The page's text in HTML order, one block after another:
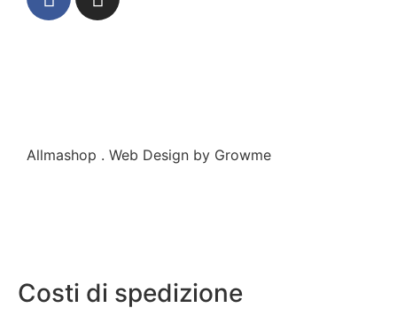
Allmashop . Web Design by Growme
Costi di spedizione